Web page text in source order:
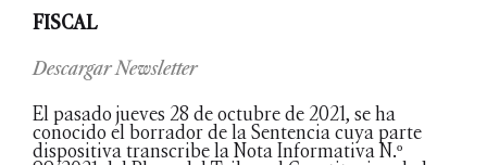
FISCAL
Descargar Newsletter
El pasado jueves 28 de octubre de 2021, se ha
conocido el borrador de la Sentencia cuya parte
dispositiva transcribe la Nota Informativa N.º